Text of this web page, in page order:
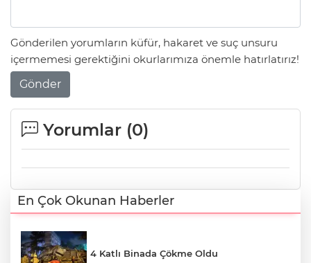
Gönderilen yorumların küfür, hakaret ve suç unsuru
içermemesi gerektiğini okurlarımıza önemle hatırlatırız!
Gönder
Yorumlar (0)
En Çok Okunan Haberler
4 Katlı Binada Çökme Oldu